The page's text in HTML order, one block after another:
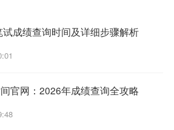
成绩查询时间及详细步骤解析
官网：2026年成绩查询全攻略